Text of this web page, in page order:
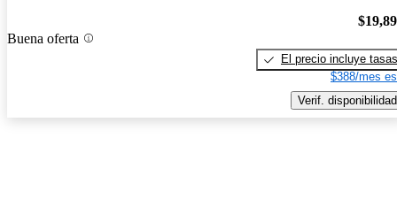
Buena oferta
El precio incluye tasas
$388/mes
Verif. disponibilidad